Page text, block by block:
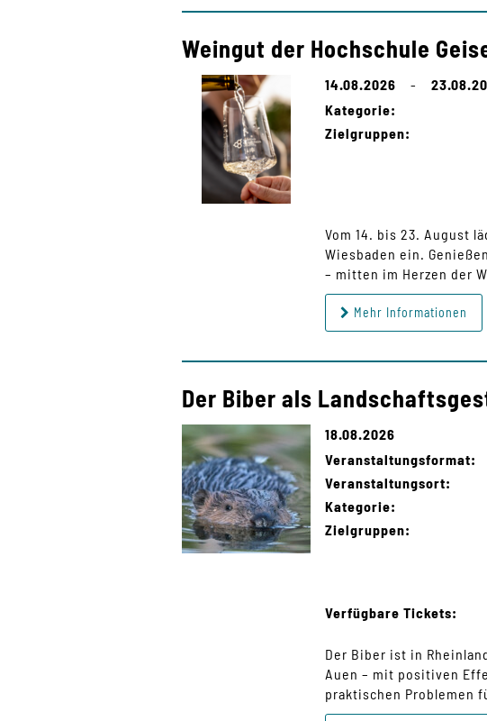
Weingut der Hochschule
14.08.2026 -
Kategorie:
Zielgruppen:
Vom 14. bis 23. August
Wiesbaden ein.
– mitten im Herzen der
Mehr Informationen
Der Biber als
18.08.2026
Veranstaltungsformat:
Veranstaltungsort:
Kategorie:
Zielgruppen:
Verfügbare Tickets:
Der Biber ist in
Auen – mit positiven
praktischen Problemen